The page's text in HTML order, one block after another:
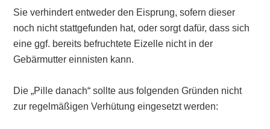
Sie verhindert entweder den Eisprung, sofern dieser
noch nicht stattgefunden hat, oder sorgt dafür, dass sich
eine ggf. bereits befruchtete Eizelle nicht in der
Gebärmutter einnisten kann.
Die „Pille danach“ sollte aus folgenden Gründen nicht
zur regelmäßigen Verhütung eingesetzt werden: